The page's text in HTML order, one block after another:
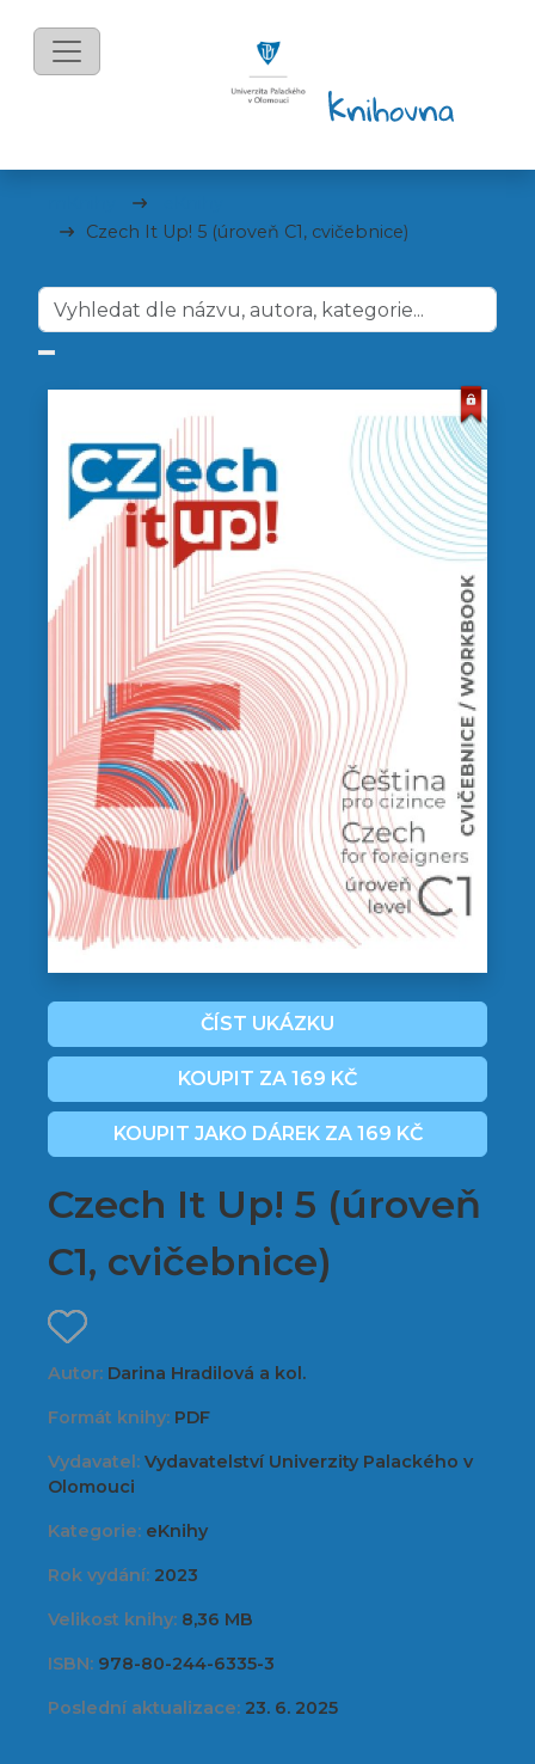
Czech It Up! 5 (úroveň C1, cvičebnice)
ČÍST UKÁZKU
KOUPIT ZA 169 KČ
KOUPIT JAKO DÁREK ZA 169 KČ
Czech It Up! 5 (úroveň
C1, cvičebnice)
Autor: Darina Hradilová a kol.
Formát knihy: PDF
Vydavatel: Vydavatelství Univerzity Palackého v
Olomouci
Kategorie: eKnihy
Rok vydání: 2023
Velikost knihy: 8,36 MB
ISBN: 978-80-244-6335-3
Poslední aktualizace: 23. 6. 2025